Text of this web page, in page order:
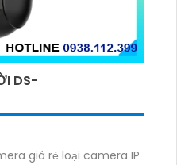
DS-
giá rẻ loại camera IP